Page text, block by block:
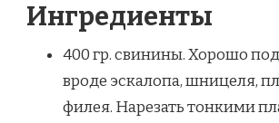
Ингредиенты
400 гр. свинины. Хорошо
вроде эскалопа, шницеля,
филея. Нарезать тонкими